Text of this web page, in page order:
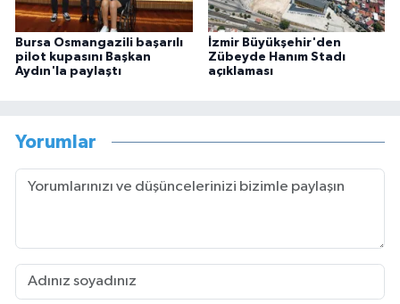
Bursa Osmangazili başarılı
pilot kupasını Başkan
Aydın'la paylaştı
İzmir Büyükşehir'den
Zübeyde Hanım Stadı
açıklaması
Yorumlar